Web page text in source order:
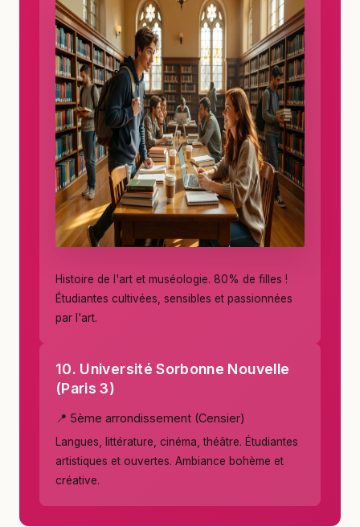
Histoire de l'art et muséologie. 80% de filles !
Étudiantes cultivées, sensibles et passionnées
par l'art.
10. Université Sorbonne Nouvelle
(Paris 3)
📍 5ème arrondissement (Censier)
Langues, littérature, cinéma, théâtre. Étudiantes
artistiques et ouvertes. Ambiance bohème et
créative.